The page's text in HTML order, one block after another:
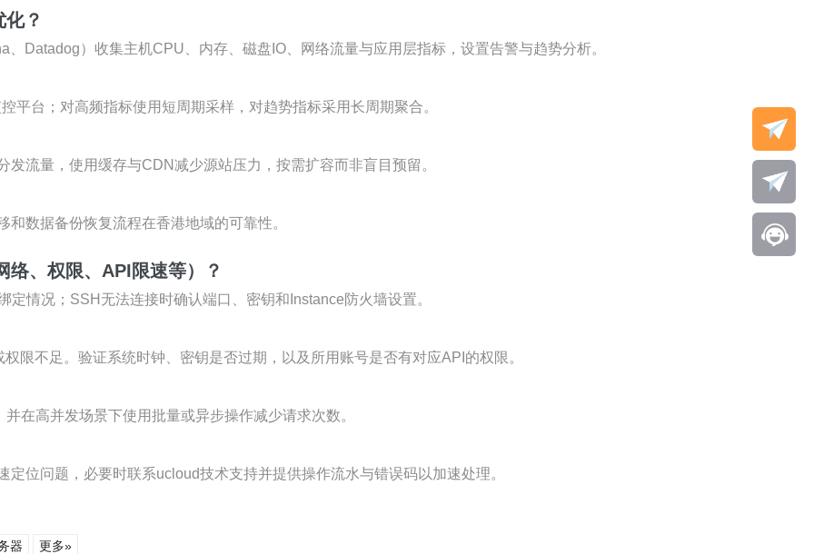
？
Datadog）收集主机CPU、内存、磁盘IO、网络流量与应用层指标，设置告警与趋势分析。
平台；对高频指标使用短周期采样，对趋势指标采用长周期聚合。
流量，使用缓存与CDN减少源站压力，按需扩容而非盲目预留。
数据备份恢复流程在香港地域的可靠性。
、权限、API限速等）？
情况；SSH无法连接时确认端口、密钥和Instance防火墙设置。
限不足。验证系统时钟、密钥是否过期，以及所用账号是否有对应API的权限。
在高并发场景下使用批量或异步操作减少请求次数。
位问题，必要时联系ucloud技术支持并提供操作流水与错误码以加速处理。
器 更多»